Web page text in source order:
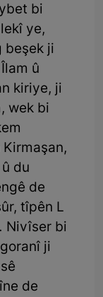
bi
ye,
beşek ji
û
kiriye, ji
wek bi
du
de
tîpên L
Nivîser bi
ji
de